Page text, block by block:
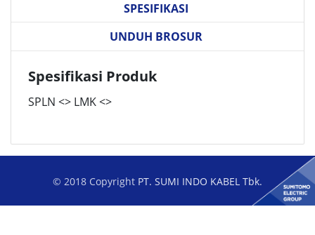
SPESIFIKASI
UNDUH BROSUR
Spesifikasi Produk
SPLN <> LMK <>
© 2018 Copyright PT. SUMI INDO KABEL Tbk.